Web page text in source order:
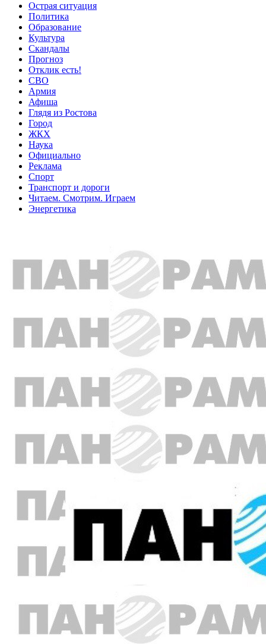
Острая ситуация
Политика
Образование
Культура
Скандалы
Прогноз
Отклик есть!
СВО
Армия
Афиша
Глядя из Ростова
Город
ЖКХ
Наука
Официально
Реклама
Спорт
Транспорт и дороги
Читаем. Смотрим. Играем
Энергетика